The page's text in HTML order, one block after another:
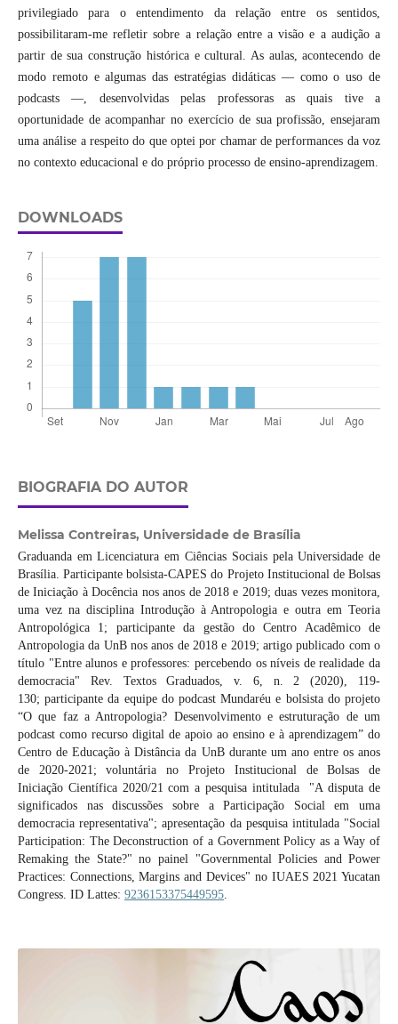
privilegiado para o entendimento da relação entre os sentidos,
possibilitaram-me refletir sobre a relação entre a visão e a audição a
partir de sua construção histórica e cultural. As aulas, acontecendo de
modo remoto e algumas das estratégias didáticas — como o uso de
podcasts —, desenvolvidas pelas professoras as quais tive a
oportunidade de acompanhar no exercício de sua profissão, ensejaram
uma análise a respeito do que optei por chamar de performances da voz
no contexto educacional e do próprio processo de ensino-aprendizagem.
DOWNLOADS
BIOGRAFIA DO AUTOR
Melissa Contreiras, Universidade de Brasília
Graduanda em Licenciatura em Ciências Sociais pela Universidade de
Brasília. Participante bolsista-CAPES do Projeto Institucional de Bolsas
de Iniciação à Docência nos anos de 2018 e 2019; duas vezes monitora,
uma vez na disciplina Introdução à Antropologia e outra em Teoria
Antropológica 1; participante da gestão do Centro Acadêmico de
Antropologia da UnB nos anos de 2018 e 2019; artigo publicado com o
título "Entre alunos e professores: percebendo os níveis de realidade da
democracia" Rev. Textos Graduados, v. 6, n. 2 (2020), 119-
130; participante da equipe do podcast Mundaréu e bolsista do projeto
“O que faz a Antropologia? Desenvolvimento e estruturação de um
podcast como recurso digital de apoio ao ensino e à aprendizagem” do
Centro de Educação à Distância da UnB durante um ano entre os anos
de 2020-2021; voluntária no Projeto Institucional de Bolsas de
Iniciação Científica 2020/21 com a pesquisa intitulada "A disputa de
significados nas discussões sobre a Participação Social em uma
democracia representativa"; apresentação da pesquisa intitulada "Social
Participation: The Deconstruction of a Government Policy as a Way of
Remaking the State?" no painel "Governmental Policies and Power
Practices: Connections, Margins and Devices" no IUAES 2021 Yucatan
Congress. ID Lattes: 9236153375449595.